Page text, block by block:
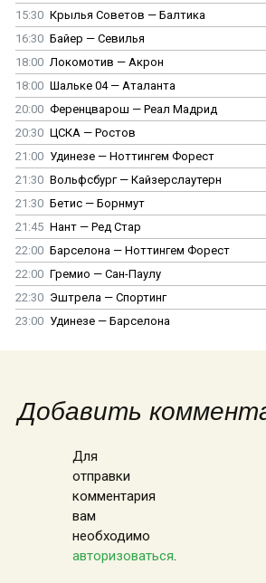
15:30 Крылья Советов — Балтика
16:30 Байер — Севилья
18:00 Локомотив — Акрон
18:00 Шальке 04 — Аталанта
20:00 Ференцварош — Реал Мадрид
20:30 ЦСКА — Ростов
21:00 Удинезе — Ноттингем Форест
21:30 Вольфсбург — Кайзерслаутерн
21:30 Бетис — Борнмут
21:45 Нант — Ред Стар
22:00 Барселона — Ноттингем Форест
22:00 Гремио — Сан-Паулу
22:30 Эштрела — Спортинг
23:00 Удинезе — Барселона
Добавить
Для
отправки
комментария
вам
необходимо
авторизоваться.